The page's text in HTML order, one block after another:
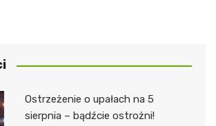
Ostrzeżenie o upałach na 5
sierpnia – bądźcie ostrożni!